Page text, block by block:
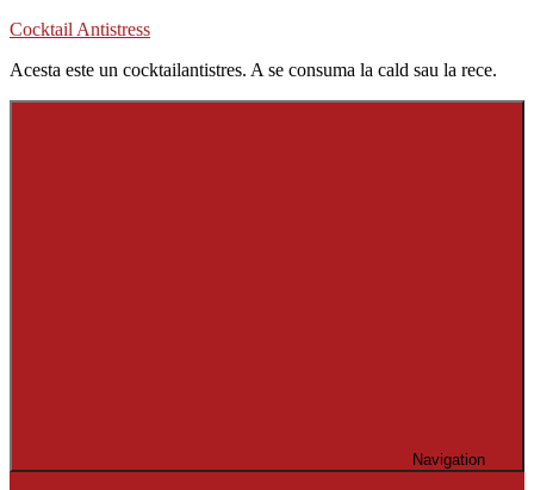
Skip
content
Cocktail Antistress
Acesta este un cocktailantistres. A se consuma la cald sau la rece.
Navigation